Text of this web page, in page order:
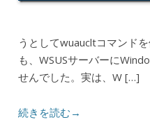
うとしてwuaucltコマンド
も、WSUSサーバーに
せんでした。実は、W […]
続きを読む→